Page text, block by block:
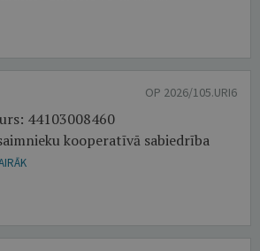
OP 2026/105.URI6
44103008460
kooperatīvā sabiedrība